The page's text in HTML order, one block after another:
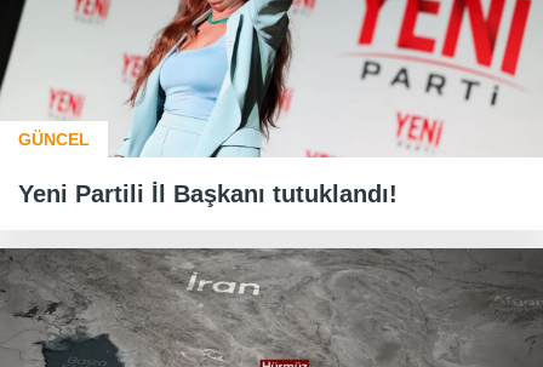
GÜNCEL
Yeni Partili İl Başkanı tutuklandı!